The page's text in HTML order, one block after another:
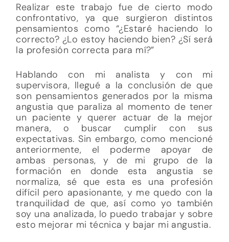
Realizar este trabajo fue de cierto modo
confrontativo, ya que surgieron distintos
pensamientos como “¿Estaré haciendo lo
correcto? ¿Lo estoy haciendo bien? ¿Sí será
la profesión correcta para mí?”
Hablando con mi analista y con mi
supervisora, llegué a la conclusión de que
son pensamientos generados por la misma
angustia que paraliza al momento de tener
un paciente y querer actuar de la mejor
manera, o buscar cumplir con sus
expectativas. Sin embargo, como mencioné
anteriormente, el poderme apoyar de
ambas personas, y de mi grupo de la
formación en donde esta angustia se
normaliza, sé que esta es una profesión
difícil pero apasionante, y me quedo con la
tranquilidad de que, así como yo también
soy una analizada, lo puedo trabajar y sobre
esto mejorar mi técnica y bajar mi angustia.